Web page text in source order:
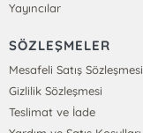
Yayıncılar
SÖZLEŞMELER
Mesafeli Satış Sözleşmesi
Gizlilik Sözleşmesi
Teslimat ve İade